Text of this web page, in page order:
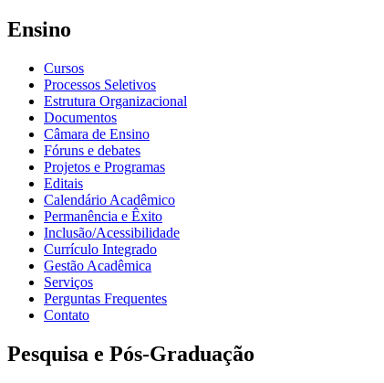
Ensino
Cursos
Processos Seletivos
Estrutura Organizacional
Documentos
Câmara de Ensino
Fóruns e debates
Projetos e Programas
Editais
Calendário Acadêmico
Permanência e Êxito
Inclusão/Acessibilidade
Currículo Integrado
Gestão Acadêmica
Serviços
Perguntas Frequentes
Contato
Pesquisa e Pós-Graduação